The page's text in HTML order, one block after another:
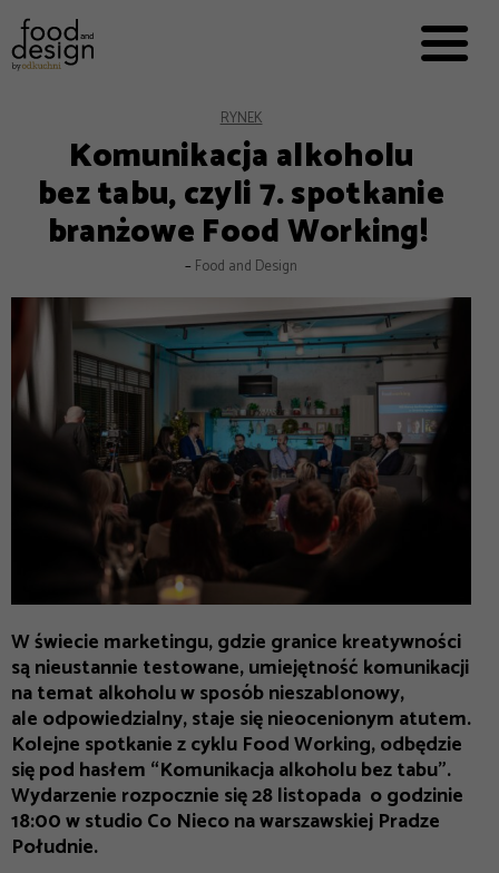


EKSPERCI
FOOD WORKING
E-BOOKI
O NAS
RYNEK
Komunikacja alkoholu
bez tabu, czyli 7. spotkanie
branżowe Food Working!
– Food and Design
W świecie marketingu, gdzie granice kreatywności
są nieustannie testowane, umiejętność komunikacji
na temat alkoholu w sposób nieszablonowy,
ale odpowiedzialny, staje się nieocenionym atutem.
Kolejne spotkanie z cyklu Food Working, odbędzie
się pod hasłem “Komunikacja alkoholu bez tabu”.
Wydarzenie rozpocznie się 28 listopada o godzinie
18:00 w studio Co Nieco na warszawskiej Pradze
Południe.